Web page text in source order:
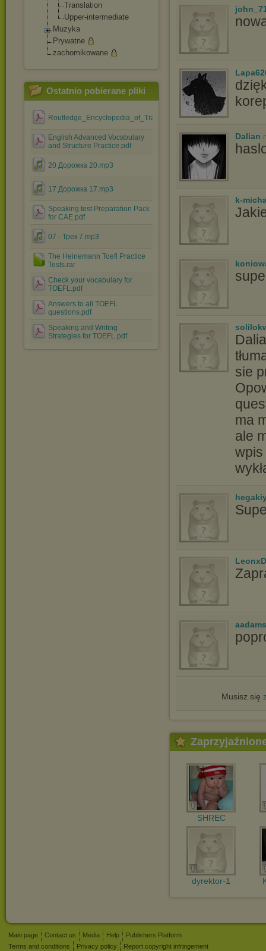
Translation
Upper-intermed iate
Muzyka
Prywatne
zachomikowane
Ostatnio pobierane pliki
Routledge_Encyclopedia_of_Translation_Studies.pdf
English Advanced Vocabulary
and Structure Practice.pdf
20 Дорожка 20.mp3
17 Дорожка 17.mp3
Speaking test Preparation Pack
for CAE.pdf
07 - Трек 7.mp3
The Heinemann Toefl Practice
Tests.rar
Check your vocabulary for
TOEFL.pdf
Answers to all TOEFL
questions.pdf
Speaking and Writing
Strategies for TOEFL.pdf
Dalian
k-
sie
ma
ale
wpis
Musisz się
SHREC
dyrektor-1
Main page Contact us Media Help
Publishers Platform
Terms and conditions
Privacy policy Report copyright infringement